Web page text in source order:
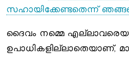
സഹായിക്കേണ്ടതെന്ന്
ദൈവം നമ്മെ
ഉപാധികളില്ലാതെയാണ്,